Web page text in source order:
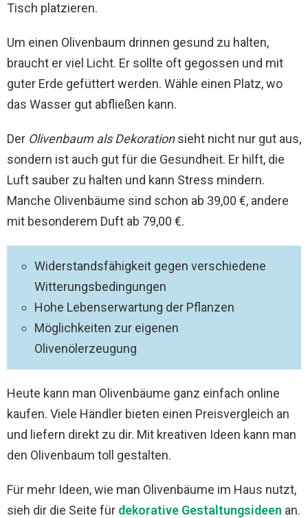
Tisch platzieren.
Um einen Olivenbaum drinnen gesund zu halten,
braucht er viel Licht. Er sollte oft gegossen und mit
guter Erde gefüttert werden. Wähle einen Platz, wo
das Wasser gut abfließen kann.
Der Olivenbaum als Dekorationsieht nicht nur gut aus,
sondern ist auch gut für die Gesundheit. Er hilft, die
Luft sauber zu halten und kann Stress mindern.
Manche Olivenbäume sind schon ab 39,00 €, andere
mit besonderem Duft ab 79,00 €.
Widerstandsfähigkeit gegen verschiedene
Witterungsbedingungen
Hohe Lebenserwartung der Pflanzen
Möglichkeiten zur eigenen
Olivenölerzeugung
Heute kann man Olivenbäume ganz einfach online
kaufen. Viele Händler bieten einen Preisvergleich an
und liefern direkt zu dir. Mit kreativen Ideen kann man
den Olivenbaum toll gestalten.
Für mehr Ideen, wie man Olivenbäume im Haus nutzt,
sieh dir die Seite für dekorative Gestaltungsideen an.